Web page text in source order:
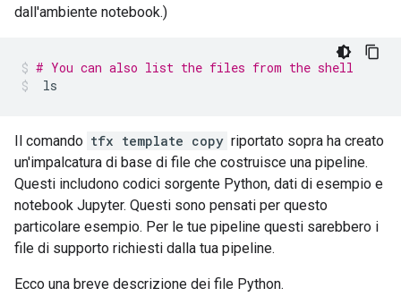
dall'ambiente notebook.)
# You can also list the files from the shell
ls
Il comando tfx template copy riportato sopra ha creato
un'impalcatura di base di file che costruisce una pipeline.
Questi includono codici sorgente Python, dati di esempio e
notebook Jupyter. Questi sono pensati per questo
particolare esempio. Per le tue pipeline questi sarebbero i
file di supporto richiesti dalla tua pipeline.
Ecco una breve descrizione dei file Python.